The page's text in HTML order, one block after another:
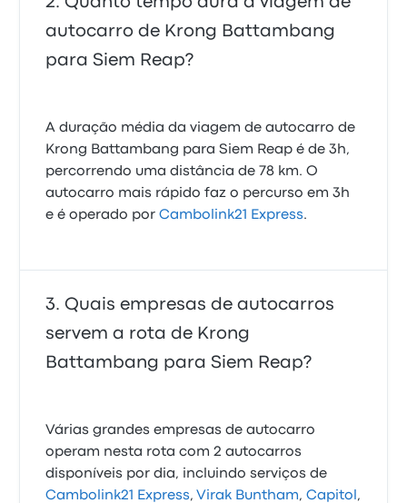
autocarro de Krong Battambang
para Siem Reap?
A duração média da viagem de autocarro de
Krong Battambang para Siem Reap é de 3h,
percorrendo uma distância de 78 km. O
autocarro mais rápido faz o percurso em 3h
e é operado porCambolink21 Express.
Quais empresas de autocarros
servem a rota de Krong
Battambang para Siem Reap?
Várias grandes empresas de autocarro
operam nesta rota com 2 autocarros
disponíveis por dia, incluindo serviços de
Cambolink21 Express, Virak Buntham,Capitol ,